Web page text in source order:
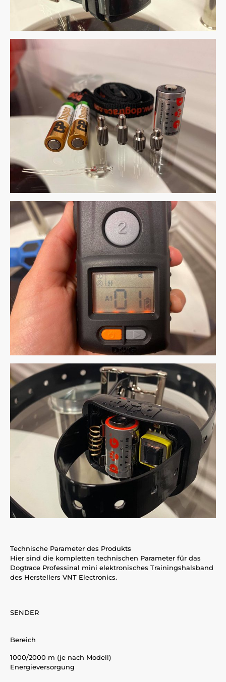
Technische Parameter des Produkts
Hier sind die kompletten technischen Parameter für das
Dogtrace Professinal mini elektronisches Trainingshalsband
des Herstellers VNT Electronics.
SENDER
Bereich
1000/2000 m (je nach Modell)
Energieversorgung